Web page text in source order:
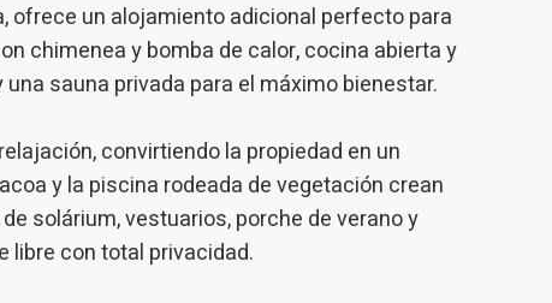
ofrece un alojamiento adicional perfecto para
chimenea y bomba de calor, cocina abierta y
sauna privada para el máximo bienestar.
convirtiendo la propiedad en un
y la piscina rodeada de vegetación crean
solárium, vestuarios, porche de verano y
libre con total privacidad.